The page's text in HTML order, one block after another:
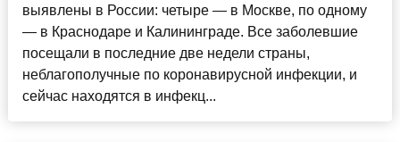
выявлены в России: четыре — в Москве, по одному
— в Краснодаре и Калининграде. Все заболевшие
посещали в последние две недели страны,
неблагополучные по коронавирусной инфекции, и
сейчас находятся в инфекц...